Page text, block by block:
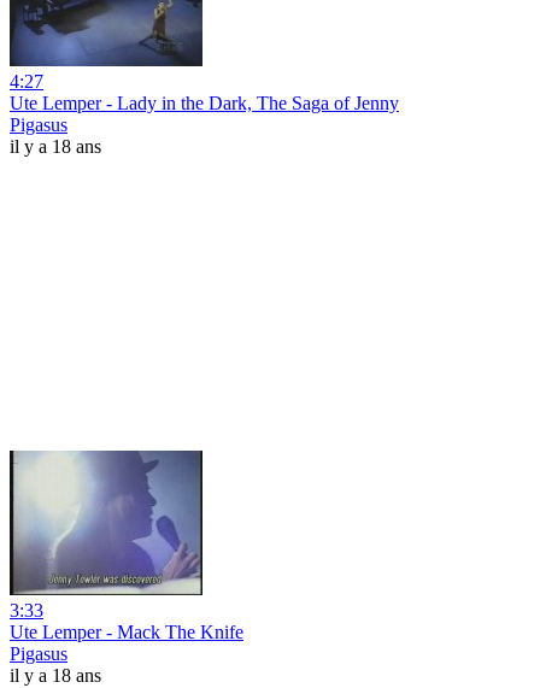
4:27
Ute Lemper - Lady in the Dark, The Saga of Jenny
Pigasus
il y a 18 ans
3:33
Ute Lemper - Mack The Knife
Pigasus
il y a 18 ans